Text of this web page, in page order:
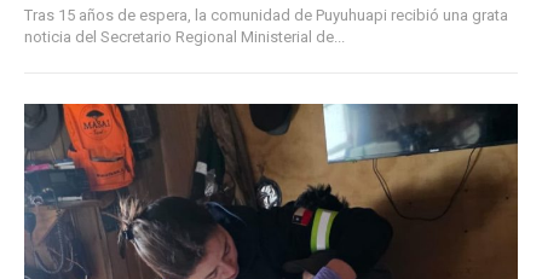
Tras 15 años de espera, la comunidad de Puyuhuapi recibió una grata
noticia del Secretario Regional Ministerial de...